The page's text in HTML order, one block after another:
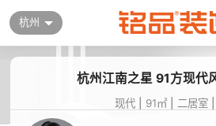
杭州
杭州江南之星 91方现代
现代| 91㎡| 二居室|